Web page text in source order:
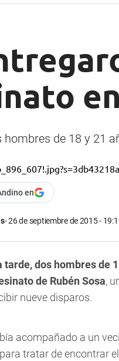
hombres de 18 y 21
en
26 de septiembre de 2015 -
tarde, dos hombres de
de Rubén Sosa,
nueve disparos.
acompañado a un
tratar de encontrar